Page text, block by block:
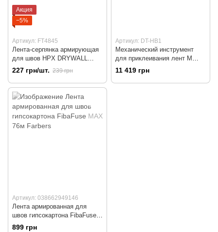
Акция
−5%
Артикул: FT4845
Лента-серпянка армирующая
для швов HPX DRYWALL
JOINTING TAPE 48 мм х 45 м,
белая
227 грн/шт. 239 грн
Артикул: DT-HB1
Механический инструмент
для приклеивания лент M
BANJO OLEJNIK
11 419 грн
Артикул: 038662949146
Лента армированная для
швов гипсокартона FibaFuse
MAX 76м
899 грн